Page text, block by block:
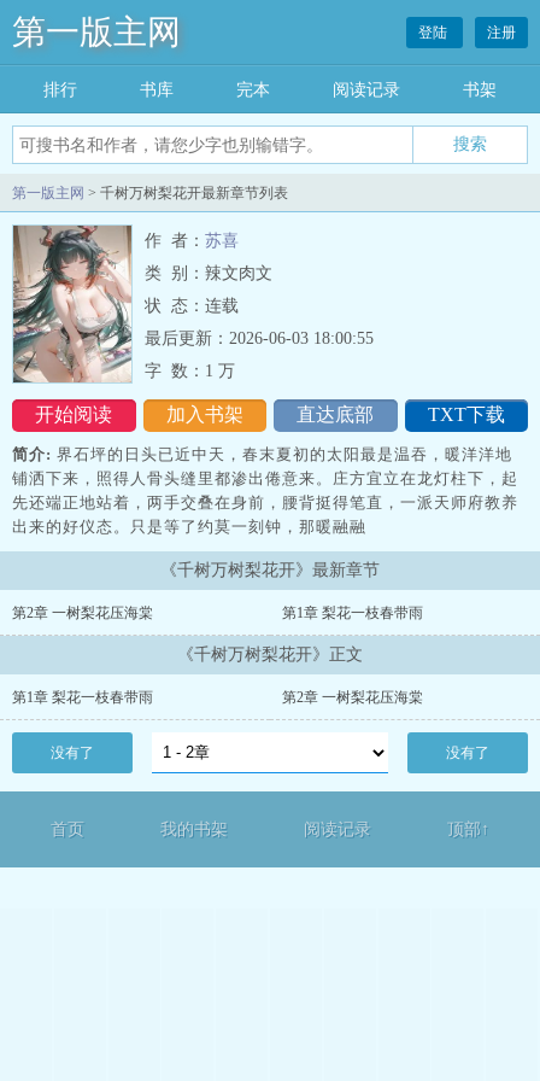
第一版主网
搜索
登陆 注册
排行 书库 完本 阅读记录 书架
第一版主网 > 千树万树梨花开最新章节列表
作 者： 苏喜
类 别：辣文肉文
状 态：连载
开始阅读 加入书架 直达底部 TXT下载
最后更新：2026-06-03 18:00:55
字 数： 1 万
简介: 界石坪的日头已近中天，春末夏初的太阳最是温吞，暖洋洋地
铺洒下来，照得人骨头缝里都渗出倦意来。庄方宜立在龙灯柱下，起
先还端正地站着，两手交叠在身前，腰背挺得笔直，一派天师府教养
出来的好仪态。只是等了约莫一刻钟，那暖融融
《千树万树梨花开》最新章节
第2章 一树梨花压海棠 第1章 梨花一枝春带雨
《千树万树梨花开》正文
第1章 梨花一枝春带雨 第2章 一树梨花压海棠
没有了 没有了
首页 我的书架 阅读记录 顶部↑